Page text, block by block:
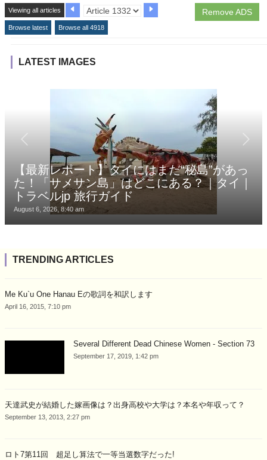
Remove ADS
Viewing all articles
Browse latest Browse all 4918
LATEST IMAGES
【最新レポート】タイにはまだ“秘島”があっ
た！「サメサン島」はどこにある？｜タイ｜
トラベルjp 旅行ガイド
August 6, 2026, 8:40 am
TRENDING ARTICLES
Me Ku`u One Hanau Eの歌詞を和訳します
April 16, 2015, 7:10 pm
Several Different Dead Chinese Women - Section 73
September 17, 2019, 1:42 pm
天達武史が結婚した嫁画像は？出身高校や大学は？本名や年収って？
September 13, 2013, 2:27 pm
ロト7第11回 超足し算法で一等当選数字だった!